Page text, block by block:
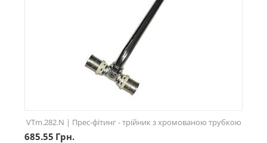
VTm.282.N | Прес-фітинг - трійник з хромованою трубкою
685.55 Грн.